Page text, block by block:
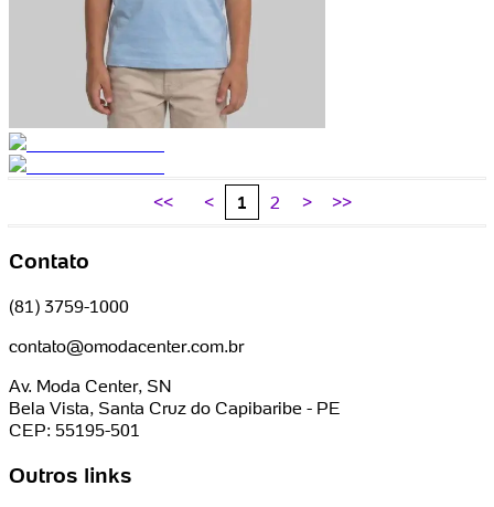
<< < 1 2 > >>
Contato
(81) 3759-1000
contato@omodacenter.com.br
Av. Moda Center, SN
Bela Vista, Santa Cruz do Capibaribe - PE
CEP: 55195-501
Outros links